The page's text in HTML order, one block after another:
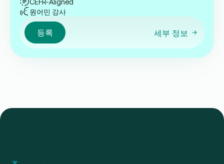
TOPIK 개인 1:1 과정
24시간
₩ 1,600,000
유연한 시간
수업 시간: 대한민국(GMT+9)